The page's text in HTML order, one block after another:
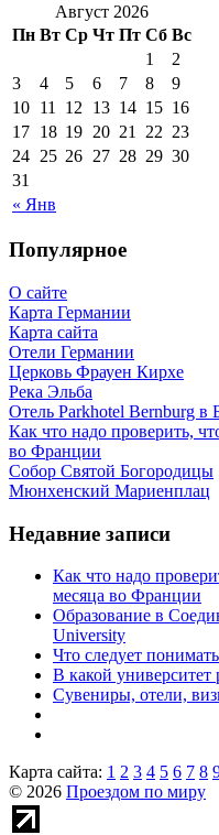
Август 2026
Пн Вт Ср Чт Пт Сб Вс
« Янв
1
2
3
4 5 6 7 8
9
10 11 12 13 14 15 16
17 18 19 20 21 22 23
24 25 26 27 28 29 30
31
Популярное
О сайте
Карта Германии
Карта сайта
Отели Германии
Церковь Фрауен Кирхе
Река Эльба
Отель Parkhotel Bernburg в
Как что надо проверить,
во Франции
Собор Святой Богородицы
Мюнхенский Мариенплац
Недавние записи
Как что надо
месяца во Франции
Образование в
University
Что следует
В какой
Сувениры, отели,
Карта сайта: 1 2 3 4 5 6 7 8
© 2026 Проездом по миру